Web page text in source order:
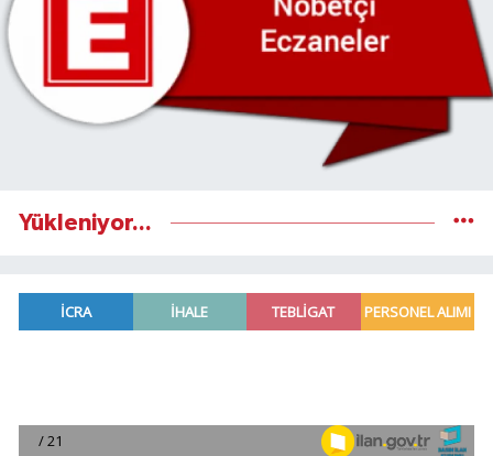
Yükleniyor...